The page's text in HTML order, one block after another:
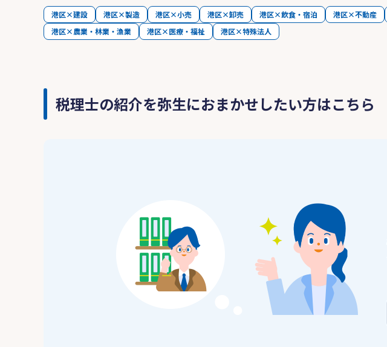
港区×建設 港区×製造 港区×小売 港区×卸売 港区×飲食・宿泊 港区×不動産
港区×農業・林業・漁業
港区×医療・福祉 港区×特殊法人
税理士の紹介を弥生におまかせしたい方はこちら